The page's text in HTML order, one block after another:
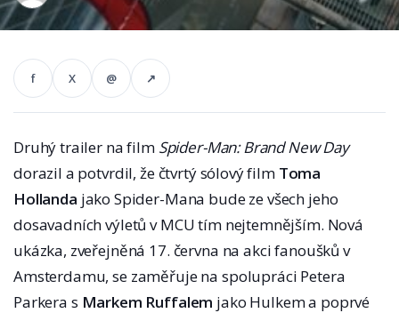
f X @ ↗
Druhý trailer na film Spider-Man: Brand New Day
dorazil a potvrdil, že čtvrtý sólový film Toma
Hollanda jako Spider-Mana bude ze všech jeho
dosavadních výletů v MCU tím nejtemnějším. Nová
ukázka, zveřejněná 17. června na akci fanoušků v
Amsterdamu, se zaměřuje na spolupráci Petera
Parkera s Markem Ruffalem jako Hulkem a poprvé